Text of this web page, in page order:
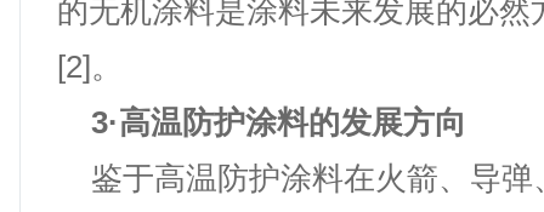
的无机涂料是涂料未来发展的必然
[2]。
3·高温防护涂料的发展方向
鉴于高温防护涂料在火箭、导弹